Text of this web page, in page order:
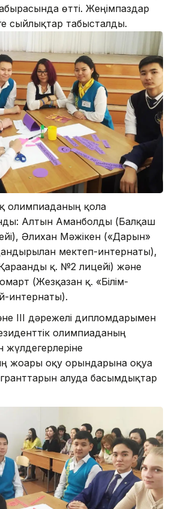
өтті. Жеңімпаздар
сыйлықтар табысталды.
олимпиаданың қола
Алтын Аманболды (Балқаш
Әлихан Мәжікен («Дарын»
мектеп-интернаты),
қ. №2 лицейі) және
(Жезқазған қ. «Білім-
интернаты).
ІІІ дәрежелі дипломдарымен
олимпиаданың
жоғарғы оқу орындарына оқуға
гранттарын алуда басымдықтар